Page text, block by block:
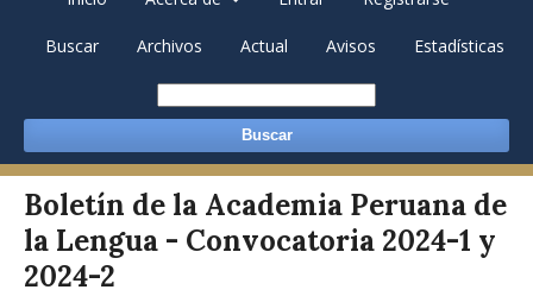
Buscar Archivos Actual Avisos Estadísticas
Buscar
Boletín de la Academia Peruana de
la Lengua - Convocatoria 2024-1 y
2024-2